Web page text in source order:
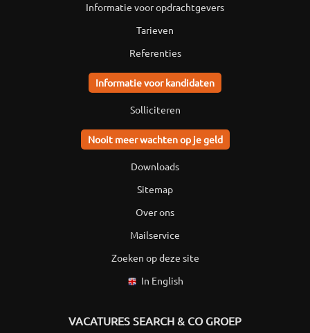
Informatie voor opdrachtgevers
Tarieven
Referenties
Informatie voor kandidaten
Solliciteren
Nooit meer wachten op je geld
Downloads
Sitemap
Over ons
Mailservice
Zoeken op deze site
In English
VACATURES SEARCH & CO GROEP